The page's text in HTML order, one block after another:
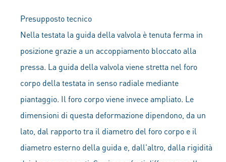
Presupposto tecnico
Nella testata la guida della valvola è tenuta ferma in
posizione grazie a un accoppiamento bloccato alla
pressa. La guida della valvola viene stretta nel foro
corpo della testata in senso radiale mediante
piantaggio. Il foro corpo viene invece ampliato. Le
dimensioni di questa deformazione dipendono, da un
lato, dal rapporto tra il diametro del foro corpo e il
diametro esterno della guida e, dall'altro, dalla rigidità